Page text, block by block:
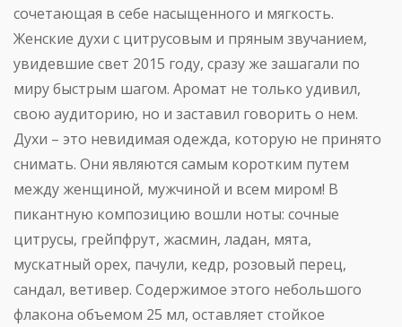
сочетающая в себе насыщенного и мягкость.
Женские духи с цитрусовым и пряным звучанием,
увидевшие свет 2015 году, сразу же зашагали по
миру быстрым шагом. Аромат не только удивил,
свою аудиторию, но и заставил говорить о нем.
Духи – это невидимая одежда, которую не принято
снимать. Они являются самым коротким путем
между женщиной, мужчиной и всем миром! В
пикантную композицию вошли ноты: сочные
цитрусы, грейпфрут, жасмин, ладан, мята,
мускатный орех, пачули, кедр, розовый перец,
сандал, ветивер. Содержимое этого небольшого
флакона объемом 25 мл, оставляет стойкое